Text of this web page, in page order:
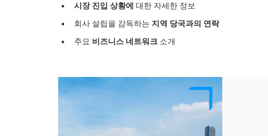
시장 진입 상황에 대한 자세한 정보
회사 설립을 감독하는 지역 당국과의 연락
주요 비즈니스 네트워크 소개